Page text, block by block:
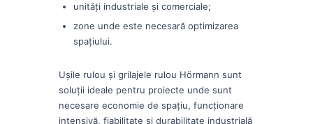
unități industriale și comerciale;
zone unde este necesară optimizarea
spațiului.
Ușile rulou și grilajele rulou Hörmann sunt
soluții ideale pentru proiecte unde sunt
necesare economie de spațiu, funcționare
intensivă, fiabilitate și durabilitate industrială